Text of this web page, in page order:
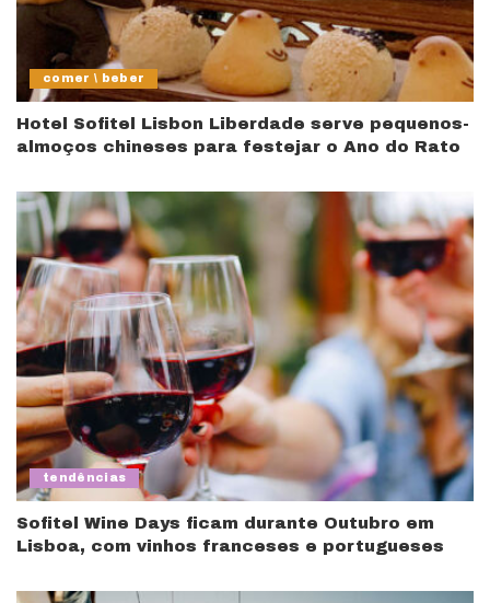
comer \ beber
Hotel Sofitel Lisbon Liberdade serve pequenos-
almoços chineses para festejar o Ano do Rato
tendências
Sofitel Wine Days ficam durante Outubro em
Lisboa, com vinhos franceses e portugueses